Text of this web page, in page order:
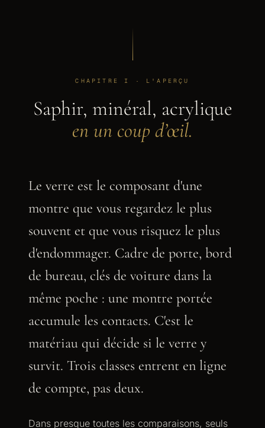
CHAPITRE I · L'APERÇU
Saphir, minéral, acrylique
en un coup d’œil.
Le verre est le composant d'une
montre que vous regardez le plus
souvent et que vous risquez le plus
d'endommager. Cadre de porte, bord
de bureau, clés de voiture dans la
même poche : une montre portée
accumule les contacts. C'est le
matériau qui décide si le verre y
survit. Trois classes entrent en ligne
de compte, pas deux.
Dans presque toutes les comparaisons, seuls